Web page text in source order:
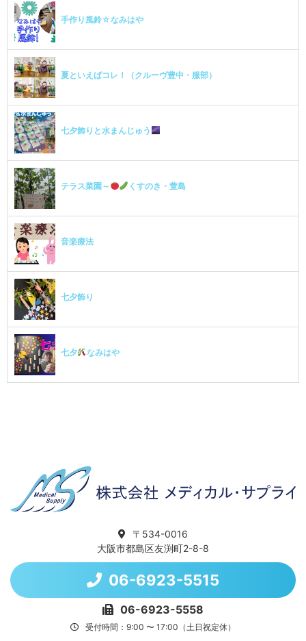
手作り風鈴☆なみはや
夏といえばコレ！（クルーヴ豊中・服部）
七夕飾りと水まんじゅう
テラス菜園～ くすのき・萱島
音楽療法
七夕飾り
七夕 なみはや
〒534-0016
大阪市都島区友渕町2-8-8
06-6923-5515
06-6923-5558
受付時間：9:00 〜 17:00（土日祝定休）